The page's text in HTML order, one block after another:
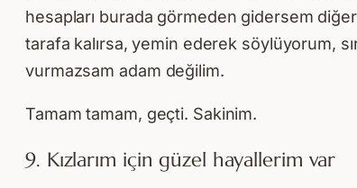
hesapları burada görmeden gidersem
tarafa kalırsa, yemin ederek söylüyorum,
vurmazsam adam değilim.
Tamam tamam, geçti. Sakinim.
9. Kızlarım için güzel hayallerim var